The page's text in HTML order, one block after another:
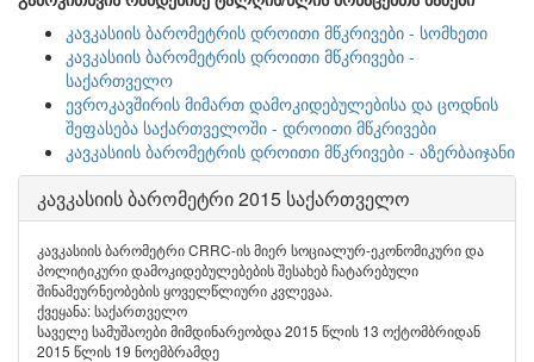
კავკასიის ბარომეტრის დროითი მწკრივები - სომხეთი
კავკასიის ბარომეტრის დროითი მწკრივები -
საქართველო
ევროკავშირის მიმართ დამოკიდებულებისა და ცოდნის
შეფასება საქართველოში - დროითი მწკრივები
კავკასიის ბარომეტრის დროითი მწკრივები - აზერბაიჯანი
კავკასიის ბარომეტრი 2015 საქართველო
კავკასიის ბარომეტრი CRRC-ის მიერ სოციალურ-ეკონომიკური და
პოლიტიკური დამოკიდებულებების შესახებ ჩატარებული
შინამეურნეობების ყოველწლიური კვლევაა.
ქვეყანა: საქართველო
საველე სამუშაოები მიმდინარეობდა 2015 წლის 13 ოქტომბრიდან
2015 წლის 19 ნოემბრამდე